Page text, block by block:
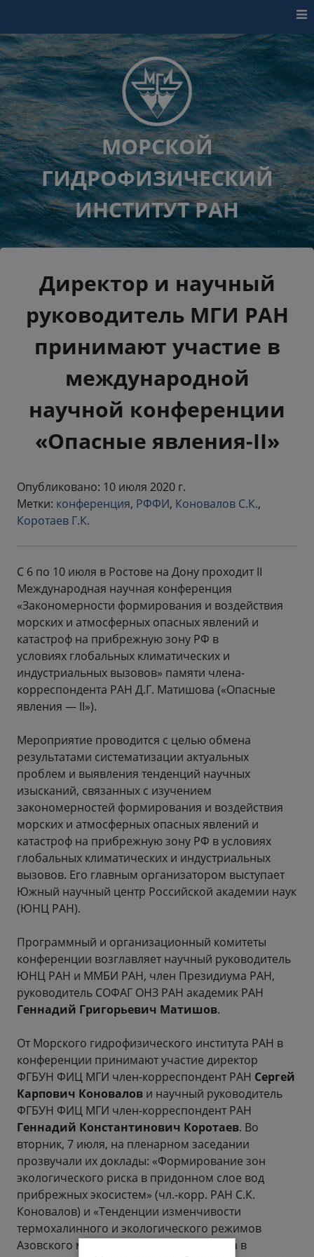
МОРСКОЙ
ГИДРОФИЗИЧЕСКИЙ
ИНСТИТУТ РАН
Директор и научный
руководитель МГИ РАН
принимают участие в
международной
научной конференции
«Опасные явления-II»
Опубликовано: 10 июля 2020 г.
Метки: конференция, РФФИ, Коновалов С.К.,
Коротаев Г.К.
С 6 по 10 июля в Ростове на Дону проходит II
Международная научная конференция
«Закономерности формирования и воздействия
морских и атмосферных опасных явлений и
катастроф на прибрежную зону РФ в
условиях глобальных климатических и
индустриальных вызовов» памяти члена-
корреспондента РАН Д.Г. Матишова («Опасные
явления — II»).
Мероприятие проводится с целью обмена
результатами систематизации актуальных
проблем и выявления тенденций научных
изысканий, связанных с изучением
закономерностей формирования и воздействия
морских и атмосферных опасных явлений и
катастроф на прибрежную зону РФ в условиях
глобальных климатических и индустриальных
вызовов. Его главным организатором выступает
Южный научный центр Российской академии наук
(ЮНЦ РАН).
Программный и организационный комитеты
конференции возглавляет научный руководитель
ЮНЦ РАН и ММБИ РАН, член Президиума РАН,
руководитель СОФАГ ОНЗ РАН академик РАН
Геннадий Григорьевич Матишов.
От Морского гидрофизического института РАН в
конференции принимают участие директор
ФГБУН ФИЦ МГИ член-корреспондент РАН Сергей
Карпович Коновалов и научный руководитель
ФГБУН ФИЦ МГИ член-корреспондент РАН
Геннадий Константинович Коротаев. Во
вторник, 7 июля, на пленарном заседании
прозвучали их доклады: «Формирование зон
экологического риска в придонном слое вод
прибрежных экосистем» (чл.-корр. РАН С.К.
Коновалов) и «Тенденции изменчивости
термохалинного и экологического режимов
Азовского моря и Таганрогского залива в